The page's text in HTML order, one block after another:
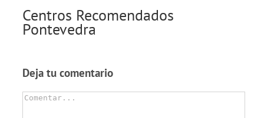
Centros Recomendados
Pontevedra
Deja tu comentario
Comentar